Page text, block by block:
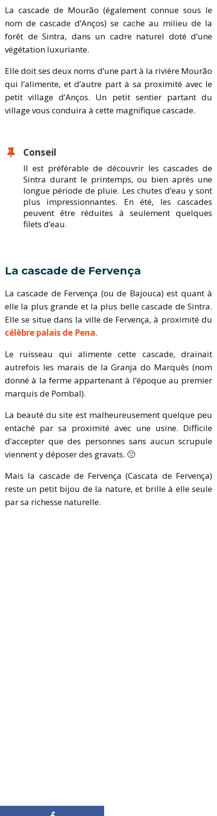
La cascade de Mourão (également connue sous le
nom de cascade d’Anços) se cache au milieu de la
forêt de Sintra, dans un cadre naturel doté d’une
végétation luxuriante.
Elle doit ses deux noms d’une part à la rivière Mourão
qui l’alimente, et d’autre part à sa proximité avec le
petit village d’Anços. Un petit sentier partant du
village vous conduira à cette magnifique cascade.
Conseil
Il est préférable de découvrir les cascades de
Sintra durant le printemps, ou bien après une
longue période de pluie. Les chutes d’eau y sont
plus impressionnantes. En été, les cascades
peuvent être réduites à seulement quelques
filets d’eau.
La cascade de Fervença
La cascade de Fervença (ou de Bajouca) est quant à
elle la plus grande et la plus belle cascade de Sintra.
Elle se situe dans la ville de Fervença, à proximité du
célèbre palais de Pena.
Le ruisseau qui alimente cette cascade, drainait
autrefois les marais de la Granja do Marquês (nom
donné à la ferme appartenant à l’époque au premier
marquis de Pombal).
La beauté du site est malheureusement quelque peu
entaché par sa proximité avec une usine. Difficile
d’accepter que des personnes sans aucun scrupule
viennent y déposer des gravats. 🙁
Mais la cascade de Fervença (Cascata de Fervença)
reste un petit bijou de la nature, et brille à elle seule
par sa richesse naturelle.